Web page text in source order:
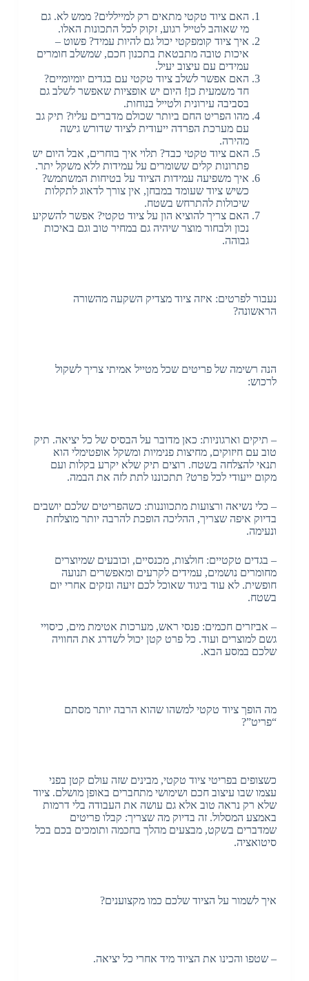
האם ציוד טקטי מתאים רק למייללים? ממש לא. גם
מי שאוהב לטייל רגוע, זקוק לכל התכונות האלו.
איך ציוד קומפקטי יכול גם להיות עמיד? פשוט –
איכות טובה מתבטאת בתכנון חכם, שמשלב חומרים
עמידים עם עיצוב יעיל.
האם אפשר לשלב ציוד טקטי עם בגדים יומיומיים?
חד משמעית כן! היום יש אופציות שאפשר לשלב גם
בסביבה עירונית ולטייל בנוחות.
מהו הפריט החם ביותר שכולם מדברים עליו? תיק גב
עם מערכת הפרדה ייעודית לציוד שדורש גישה
מהירה.
האם ציוד טקטי כבד? תלוי איך בוחרים, אבל היום יש
פתרונות קלים ששומרים על עמידות ללא משקל יתר.
איך משפיעה עמידות הציוד על בטיחות המשתמש?
כשיש ציוד שעומד במבחן, אין צורך לדאוג לתקלות
שיכולות להתרחש בשטח.
האם צריך להוציא הון על ציוד טקטי? אפשר להשקיע
נכון ולבחור מוצר שיהיה גם במחיר טוב וגם באיכות
גבוהה.
נעבור לפרטים: איזה ציוד מצדיק השקעה מהשורה
הראשונה?
הנה רשימה של פריטים שכל מטייל אמיתי צריך לשקול
לרכוש:
– תיקים וארגוניות: כאן מדובר על הבסיס של כל יציאה. תיק
טוב עם חיזוקים, מחיצות פנימיות ומשקל אופטימלי הוא
תנאי להצלחה בשטח. רוצים תיק שלא יקרע בקלות ועם
מקום ייעודי לכל פרט? תתכוננו לתת לזה את הבמה.
– כלי נשיאה ורצועות מתכווננות: כשהפריטים שלכם יושבים
בדיוק איפה שצריך, ההליכה הופכת להרבה יותר מוצלחת
ונעימה.
– בגדים טקטיים: חולצות, מכנסיים, וכובעים שמיוצרים
מחומרים נושמים, עמידים לקרעים ומאפשרים תנועה
חופשית. לא עוד ביגוד שאוכל לכם זיעה ונזקים אחרי יום
בשטח.
– אביזרים חכמים: פנסי ראש, מערכות אטימת מים, כיסויי
גשם למוצרים ועוד. כל פרט קטן יכול לשדרג את החוויה
שלכם במסע הבא.
מה הופך ציוד טקטי למשהו שהוא הרבה יותר מסתם
“פריט”?
כשצופים בפריטי ציוד טקטי, מבינים שזה עולם קטן בפני
עצמו שבו עיצוב חכם ושימושי מתחברים באופן מושלם. ציוד
שלא רק נראה טוב אלא גם עושה את העבודה בלי דרמות
באמצע המסלול. זה בדיוק מה שצריך: קבלו פריטים
שמדברים בשקט, מבצעים מהלך בחכמה ותומכים בכם בכל
סיטואציה.
איך לשמור על הציוד שלכם כמו מקצוענים?
– שטפו והכינו את הציוד מיד אחרי כל יציאה.